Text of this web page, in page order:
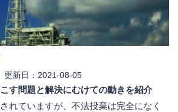
新日：2021-08-05
す問題と解決にむけての動きを紹介
れていますが、不法投棄は完全になく